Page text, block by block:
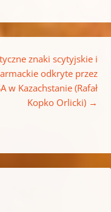
znaki scytyjskie i
odkryte przez
w Kazachstanie (Rafał
Kopko Orlicki) →